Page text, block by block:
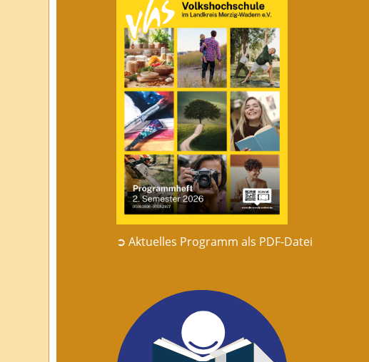
➲ Aktuelles Programm als PDF-Datei